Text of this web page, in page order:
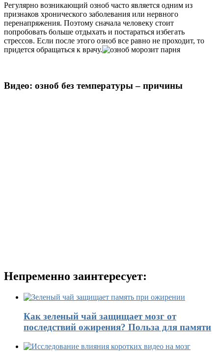
Регулярно возникающий озноб часто является одним из
признаков хронического заболевания или нервного
перенапряжения. Поэтому сначала человеку стоит
попробовать больше отдыхать и постараться избегать
стрессов. Если после этого озноб все равно не проходит, то
придется обращаться к врачу.
Видео: озноб без температуры – причины
Непременно заинтересует:
Как зеленый чай защищает мозг от
последствий ожирения? Польза для памяти